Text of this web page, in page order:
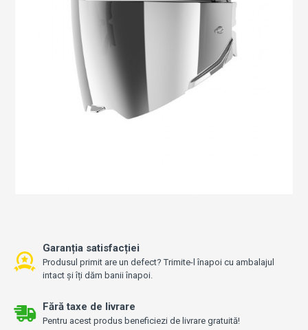
Fără taxe de livrare
Pentru acest produs beneficiezi de livrare gratuită!
Garanția satisfacției
Produsul primit are un defect? Trimite-l înapoi cu ambalajul
intact și îți dăm banii înapoi.